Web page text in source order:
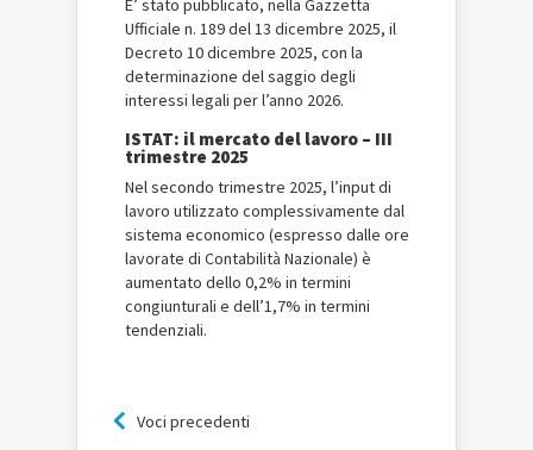
E’ stato pubblicato, nella Gazzetta
Ufficiale n. 189 del 13 dicembre 2025, il
Decreto 10 dicembre 2025, con la
determinazione del saggio degli
interessi legali per l’anno 2026.
ISTAT: il mercato del lavoro – III
trimestre 2025
Nel secondo trimestre 2025, l’input di
lavoro utilizzato complessivamente dal
sistema economico (espresso dalle ore
lavorate di Contabilità Nazionale) è
aumentato dello 0,2% in termini
congiunturali e dell’1,7% in termini
tendenziali.
Voci precedenti